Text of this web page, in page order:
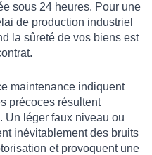
sous 24 heures. Pour une
de production industriel
la sûreté de vos biens est
maintenance indiquent
précoces résultent
Un léger faux niveau ou
inévitablement des bruits
et provoquent une